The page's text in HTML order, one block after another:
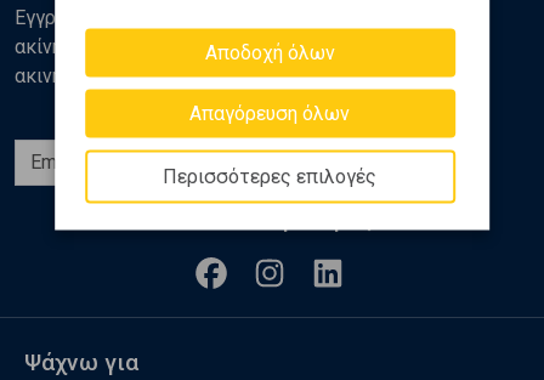
Αποδοχή όλων
Απαγόρευση όλων
Περισσότερες επιλογές
Εγγραφείτε στο newsletter της Golden Home για νέα
ακίνητα, αναλύσεις και διάφορα θέματα της αγοράς
ακινήτων
Ψάχνω για